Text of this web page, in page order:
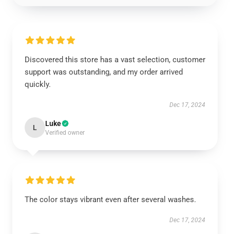
Discovered this store has a vast selection, customer
support was outstanding, and my order arrived
quickly.
Dec 17, 2024
L Luke
Verified owner
The color stays vibrant even after several washes.
Dec 17, 2024